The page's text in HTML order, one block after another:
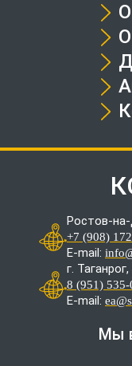
Ростов-
+7 (908)
E-mail:
г.
8 (951)
E-mail:
Мы